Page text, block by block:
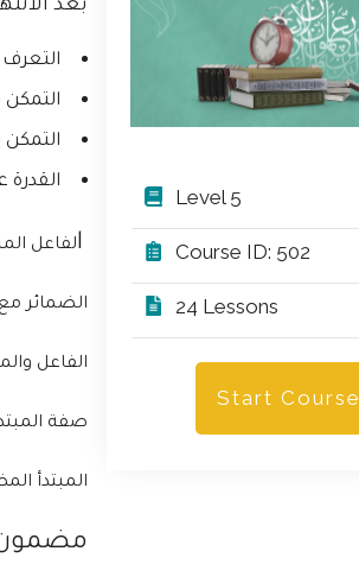
بعد
التعرف
ا
الضمائر مع
الفاعل
صفة
المبتدأ
مضمون
Level 5
Course ID: 502
24 Lessons
Start Course